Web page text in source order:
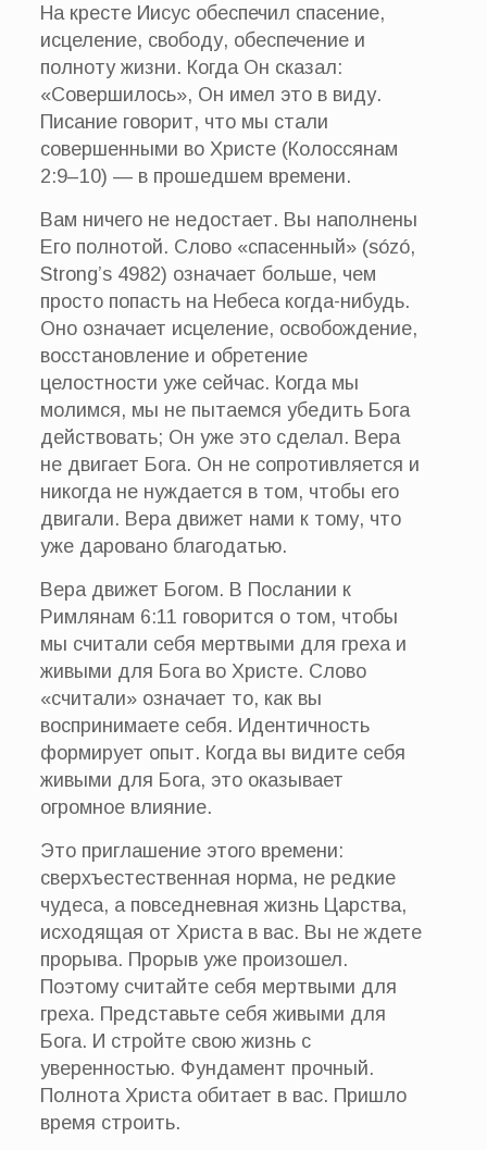
На кресте Иисус обеспечил спасение,
исцеление, свободу, обеспечение и
полноту жизни. Когда Он сказал:
«Совершилось», Он имел это в виду.
Писание говорит, что мы стали
совершенными во Христе (Колоссянам
2:9–10) — в прошедшем времени.
Вам ничего не недостает. Вы наполнены
Его полнотой. Слово «спасенный» (sózó,
Strong’s 4982) означает больше, чем
просто попасть на Небеса когда-нибудь.
Оно означает исцеление, освобождение,
восстановление и обретение
целостности уже сейчас. Когда мы
молимся, мы не пытаемся убедить Бога
действовать; Он уже это сделал. Вера
не двигает Бога. Он не сопротивляется и
никогда не нуждается в том, чтобы его
двигали. Вера движет нами к тому, что
уже даровано благодатью.
Вера движет Богом. В Послании к
Римлянам 6:11 говорится о том, чтобы
мы считали себя мертвыми для греха и
живыми для Бога во Христе. Слово
«считали» означает то, как вы
воспринимаете себя. Идентичность
формирует опыт. Когда вы видите себя
живыми для Бога, это оказывает
огромное влияние.
Это приглашение этого времени:
сверхъестественная норма, не редкие
чудеса, а повседневная жизнь Царства,
исходящая от Христа в вас. Вы не ждете
прорыва. Прорыв уже произошел.
Поэтому считайте себя мертвыми для
греха. Представьте себя живыми для
Бога. И стройте свою жизнь с
уверенностью. Фундамент прочный.
Полнота Христа обитает в вас. Пришло
время строить.